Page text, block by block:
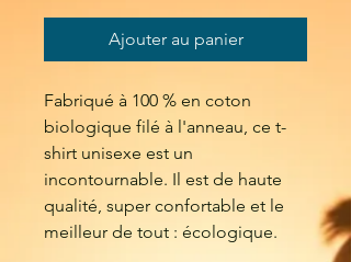
Ajouter au panier
Fabriqué à 100 % en coton
biologique filé à l'anneau, ce t-
shirt unisexe est un
incontournable. Il est de haute
qualité, super confortable et le
meilleur de tout : écologique.